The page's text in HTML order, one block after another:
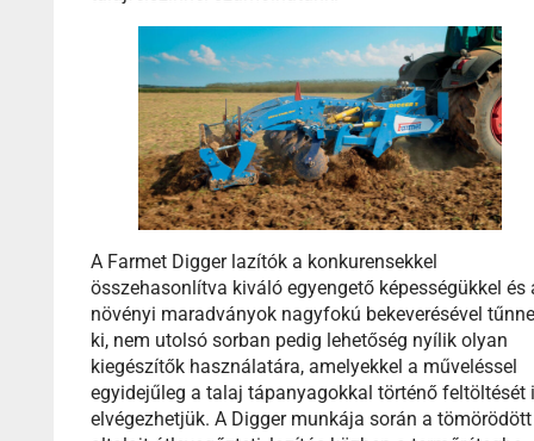
A Farmet Digger lazítók a konkurensekkel
összehasonlítva kiváló egyengető képességükkel és
növényi maradványok nagyfokú bekeverésével
ki, nem utolsó sorban pedig lehetőség nyílik olyan
kiegészítők használatára, amelyekkel a műveléssel
egyidejűleg a talaj tápanyagokkal történő feltöltését
elvégezhetjük. A Digger munkája során a tömörödött